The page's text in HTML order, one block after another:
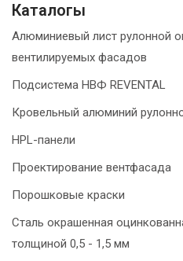
Каталогы
Алюминиевый лист рулонной
вентилируемых фасадов
Подсистема НВФ REVENTAL
Кровельный алюминий
HPL-панели
Проектирование вентфасада
Порошковые краски
Сталь окрашенная
толщиной 0,5 - 1,5 мм